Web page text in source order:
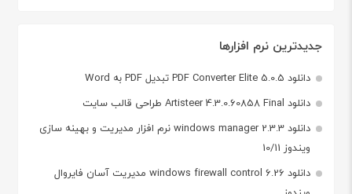
جدیدترین نرم افزارها
دانلود PDF Converter Elite 5.0.5 تبدیل PDF به Word
دانلود Artisteer 4.3.0.60858 Final طراحی قالب سایت
دانلود windows manager 2.3.3 نرم افزار مدیریت و بهینه سازی
ویندوز 10/11
دانلود windows firewall control 6.26 مدیریت آسان فایروال